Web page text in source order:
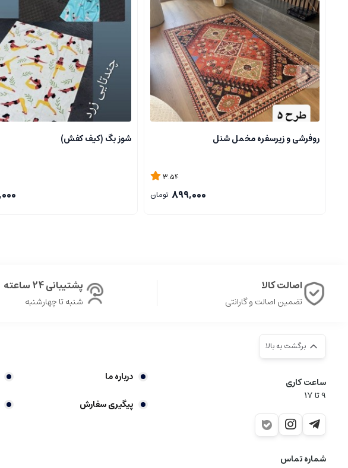
روفرشی و زیرسفره مخمل شنل
3.54
899,000 تومان
شوز بگ (کیف کفش)
اصالت کالا
تضمین اصالت و گارانتی
پشتیبانی 24 ساعته
شنبه تا چهارشنبه
برگشت به بالا
ساعت کاری
9‌ تا ۱۷
شماره تماس
درباره ما
پیگیری سفارش